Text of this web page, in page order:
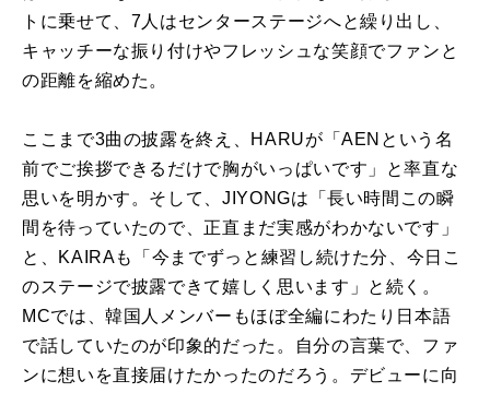
トに乗せて、7人はセンターステージへと繰り出し、
キャッチーな振り付けやフレッシュな笑顔でファンと
の距離を縮めた。
ここまで3曲の披露を終え、HARUが「AENという名
前でご挨拶できるだけで胸がいっぱいです」と率直な
思いを明かす。そして、JIYONGは「長い時間この瞬
間を待っていたので、正直まだ実感がわかないです」
と、KAIRAも「今までずっと練習し続けた分、今日こ
のステージで披露できて嬉しく思います」と続く。
MCでは、韓国人メンバーもほぼ全編にわたり日本語
で話していたのが印象的だった。自分の言葉で、ファ
ンに想いを直接届けたかったのだろう。デビューに向